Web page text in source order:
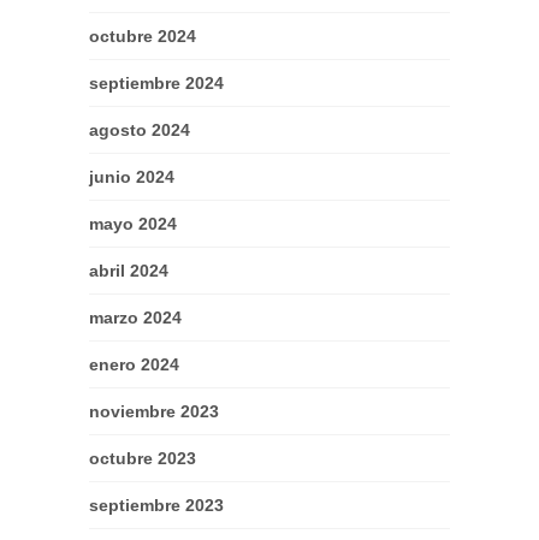
octubre 2024
septiembre 2024
agosto 2024
junio 2024
mayo 2024
abril 2024
marzo 2024
enero 2024
noviembre 2023
octubre 2023
septiembre 2023